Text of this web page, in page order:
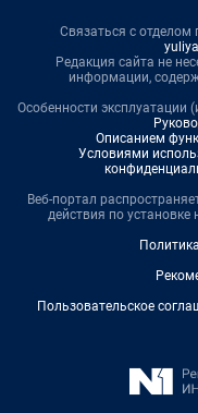
Связаться с отделом
Редакция сайта не
информации,
Особенности эксплуатации
Описанием
Условиями
Веб-портал
действия по установке
Пользовательское